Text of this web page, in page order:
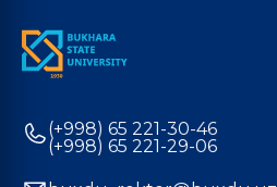
(+998) 65 221-30-46
(+998) 65 221-29-06